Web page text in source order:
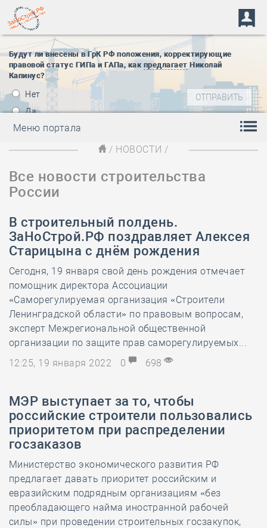
Будут ли внесены в ГрК РФ положения, корректирующие
правовой статус ГИПа и ГАПа, как предлагает Николай
Капинус?
Нет
Да
Меню портала
/ НОВОСТИ /
Все новости строительства
России
В строительный полдень.
ЗаНоСтрой.РФ поздравляет Алексея
Старицына с днём рождения
Сегодня, 19 января свой день рождения отмечает
помощник директора Ассоциации
«Саморегулируемая организация «Строители
Ленинградской области» по правовым вопросам,
эксперт Межрегиональной общественной
организации по защите прав саморегулируемых...
12:25, 19 января 2022
0 698
МЭР выступает за то, чтобы
российские строители пользовались
приоритетом при распределении
госзаказов
Министерство экономического развития РФ
предлагает давать приоритет российским и
евразийским подрядным организациям «без
преобладающего найма иностранной рабочей
силы» при проведении строительных госзакупок,